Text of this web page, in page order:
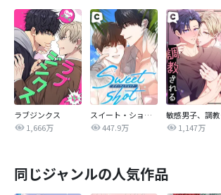
ラブジンクス
1,666万
スイート・ショット
447.9万
1,147万
同じジャンルの人気作品